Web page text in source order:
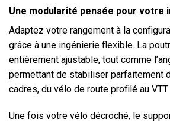
Une modularité pensée pour votre
Adaptez votre rangement à la
grâce à une ingénierie flexible. La
entièrement ajustable, tout comme
permettant de stabiliser parfaitement
cadres, du vélo de route profilé au
Une fois votre vélo décroché, le